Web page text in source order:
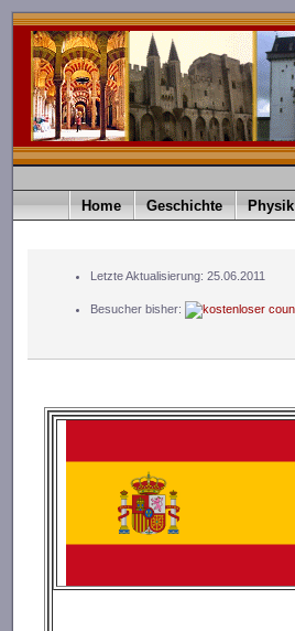
Home Geschichte Physik
Letzte Aktualisierung: 25.06.2011
Besucher bisher: